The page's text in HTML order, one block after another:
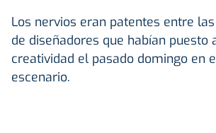
Los nervios eran patentes entre
de diseñadores que habían puesto
creatividad el pasado domingo en
escenario.